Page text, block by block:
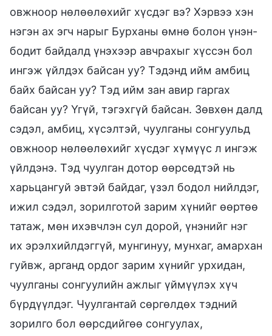
овжноор нөлөөлөхийг хүсдэг вэ? Хэрвээ хэн
нэгэн ах эгч нарыг Бурханы өмнө болон үнэн-
бодит байдалд үнэхээр авчрахыг хүссэн бол
ингэж үйлдэх байсан уу? Тэдэнд ийм амбиц
байх байсан уу? Тэд ийм зан авир гаргах
байсан уу? Үгүй, тэгэхгүй байсан. Зөвхөн далд
сэдэл, амбиц, хүсэлтэй, чуулганы сонгуульд
овжноор нөлөөлөхийг хүсдэг хүмүүс л ингэж
үйлдэнэ. Тэд чуулган дотор өөрсөдтэй нь
харьцангуй эвтэй байдаг, үзэл бодол нийлдэг,
ижил сэдэл, зорилготой зарим хүнийг өөртөө
татаж, мөн ихэвчлэн сул дорой, үнэнийг нэг
их эрэлхийлдэггүй, мунгинуу, мунхаг, амархан
гуйвж, арганд ордог зарим хүнийг урхидан,
чуулганы сонгуулийн ажлыг үймүүлэх хүч
бүрдүүлдэг. Чуулгантай сөргөлдөх тэдний
зорилго бол өөрсдийгөө сонгуулах,